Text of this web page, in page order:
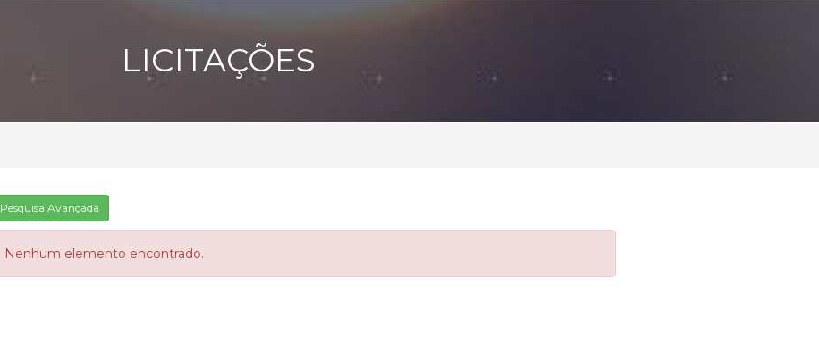
LICITAÇÕES
Pesquisa Avançada
Nenhum elemento encontrado.